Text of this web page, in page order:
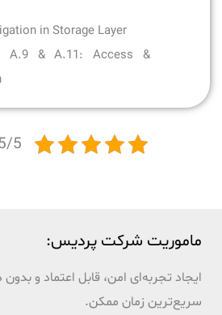
in Storage Layer
A.9 & A.11: Access &
5/5 - (1
ماموریت شرکت پردیس:
ایجاد تجربه‌ای امن، قابل اعتماد و
سریع‌ترین زمان ممکن.